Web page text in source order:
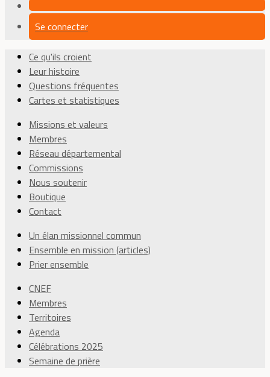
Se connecter
Ce qu'ils croient
Leur histoire
Questions fréquentes
Cartes et statistiques
Missions et valeurs
Membres
Réseau départemental
Commissions
Nous soutenir
Boutique
Contact
Un élan missionnel commun
Ensemble en mission (articles)
Prier ensemble
CNEF
Membres
Territoires
Agenda
Célébrations 2025
Semaine de prière